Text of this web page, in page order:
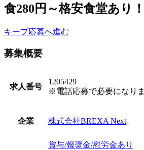
食280円～格安食堂あり
キープ応募へ進む
募集概要
求人番号
1205429
※電話応募で必要になりま
企業 株式会社BREXA Next
賞与/報奨金/慰労金あり